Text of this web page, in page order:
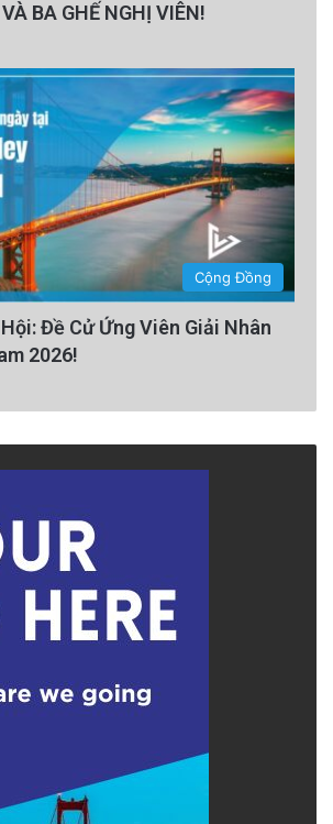
BA GHẾ NGHỊ VIÊN!
Cộng Đồng
Đề Cử Ứng Viên Giải Nhân
2026!